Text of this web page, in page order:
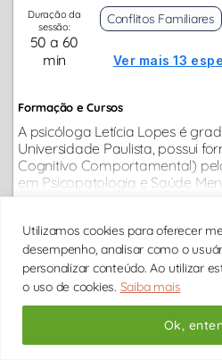
Utilizamos cookies para oferecer
desempenho, analisar como o
personalizar conteúdo. Ao utilizar
o uso de cookies. Saiba mais
Ok,
Duração da
sessão:
50 a 60
min
Conflitos Familiares
Ver mais 13
Formação e Cursos
A psicóloga Letícia Lopes é
Universidade Paulista, possui
Cognitivo Comportamental)
em Psicopatologia e Saúde
11 4861-2233
Secretária das07hs às
11 91970-6610
Secretária Whatsapp